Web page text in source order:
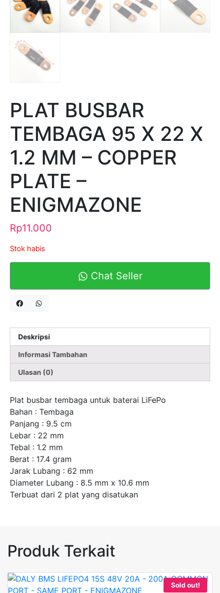
PLAT BUSBAR
TEMBAGA 95 X 22 X
1.2 MM – COPPER
PLATE –
ENIGMAZONE
Rp11.000
Stok habis
Chat Seller
Deskripsi
Informasi Tambahan
Ulasan (0)
Plat busbar tembaga untuk baterai LiFePo
Bahan : Tembaga
Panjang : 9.5 cm
Lebar : 22 mm
Tebal : 1.2 mm
Berat : 17.4 gram
Jarak Lubang : 62 mm
Diameter Lubang : 8.5 mm x 10.6 mm
Terbuat dari 2 plat yang disatukan
Produk Terkait
Sold out!